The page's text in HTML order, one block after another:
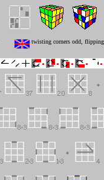
twisting corners odd,